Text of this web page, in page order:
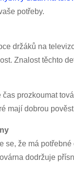
potřeby.
držáků na
Znalost těchto
prozkoumat
mají dobrou
se, že má
dodržuje